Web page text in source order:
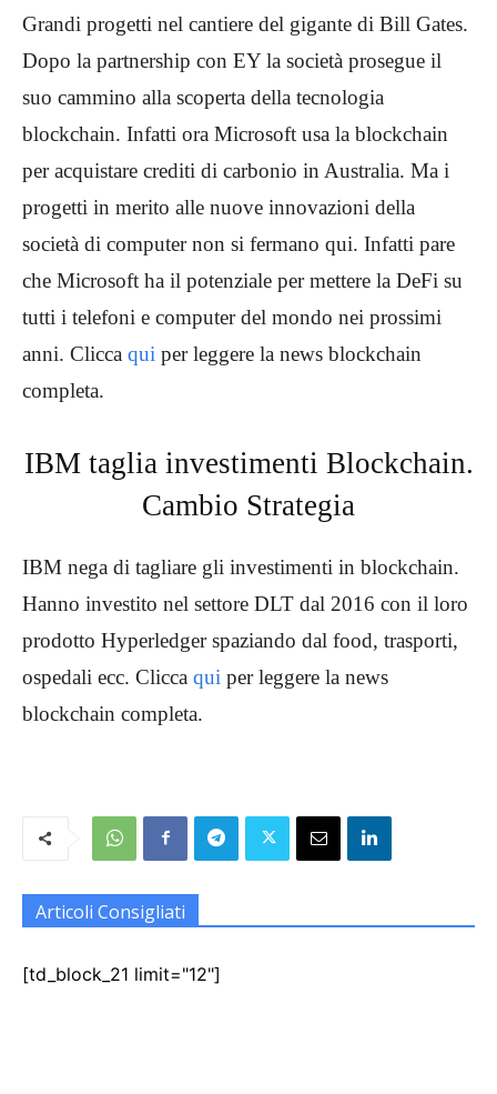
Grandi progetti nel cantiere del gigante di Bill Gates.
Dopo la partnership con EY la società prosegue il
suo cammino alla scoperta della tecnologia
blockchain. Infatti ora Microsoft usa la blockchain
per acquistare crediti di carbonio in Australia. Ma i
progetti in merito alle nuove innovazioni della
società di computer non si fermano qui. Infatti pare
che Microsoft ha il potenziale per mettere la DeFi su
tutti i telefoni e computer del mondo nei prossimi
anni. Clicca qui per leggere la news blockchain
completa.
IBM taglia investimenti Blockchain.
Cambio Strategia
IBM nega di tagliare gli investimenti in blockchain.
Hanno investito nel settore DLT dal 2016 con il loro
prodotto Hyperledger spaziando dal food, trasporti,
ospedali ecc. Clicca qui per leggere la news
blockchain completa.
Articoli Consigliati
[td_block_21 limit="12"]